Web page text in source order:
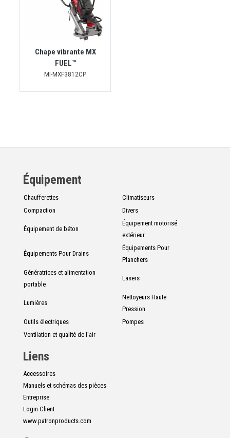
Chape vibrante MX
FUEL™
MI-MXF3812CP
Équipement
Chaufferettes
Climatiseurs
Compaction
Divers
Équipement de béton
Équipement motorisé
extérieur
Équipements Pour Drains
Équipements Pour
Planchers
Génératrices et alimentation
portable
Lasers
Lumières
Nettoyeurs Haute
Pression
Outils électriques
Pompes
Ventilation et qualité de l'air
Liens
Accessoires
Manuels et schémas des pièces
Entreprise
Login Client
www.patronproducts.com